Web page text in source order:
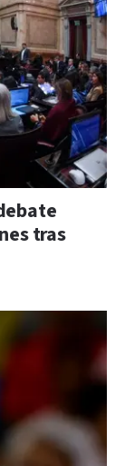
tras